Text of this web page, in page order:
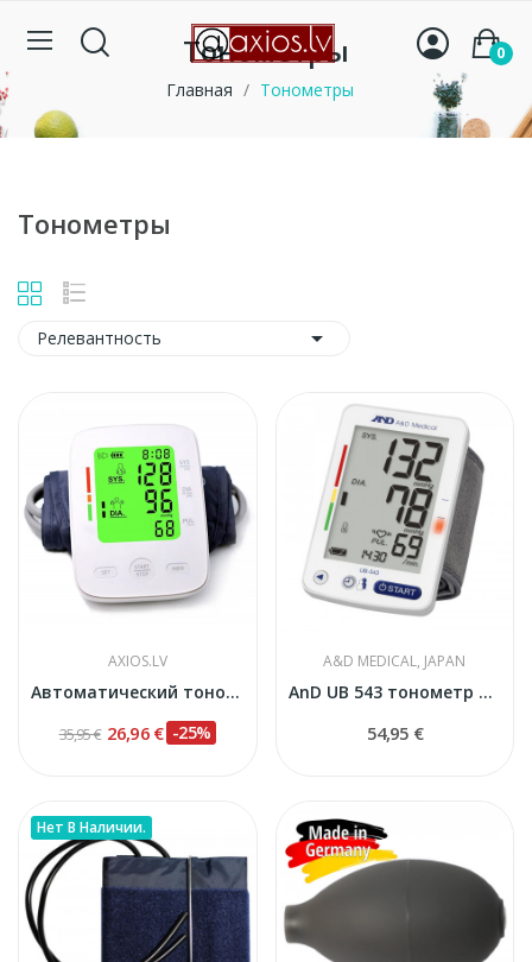
0
Тонометры
Главная Тонометры
Тонометры
Релевантность 
AXIOS.LV
Автоматический тонометр на предплечье AXFC-BP120
35,95 € 26,96 € -25%
A&D MEDICAL, JAPAN
AnD UB 543 тонометр на запястье
54,95 €
Нет В Наличии.